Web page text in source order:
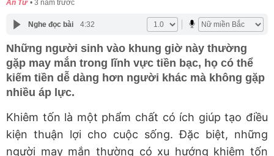
An Tư 3 năm trước
Nghe đọc bài 4:32
Những người sinh vào khung giờ này thường
gặp may mắn trong lĩnh vực tiền bạc, họ có thể
kiếm tiền dễ dàng hơn người khác mà không gặp
nhiều áp lực.
Khiêm tốn là một phẩm chất có ích giúp tạo điều
kiện thuận lợi cho cuộc sống. Đặc biệt, những
người may mắn thường có xu hướng khiêm tốn